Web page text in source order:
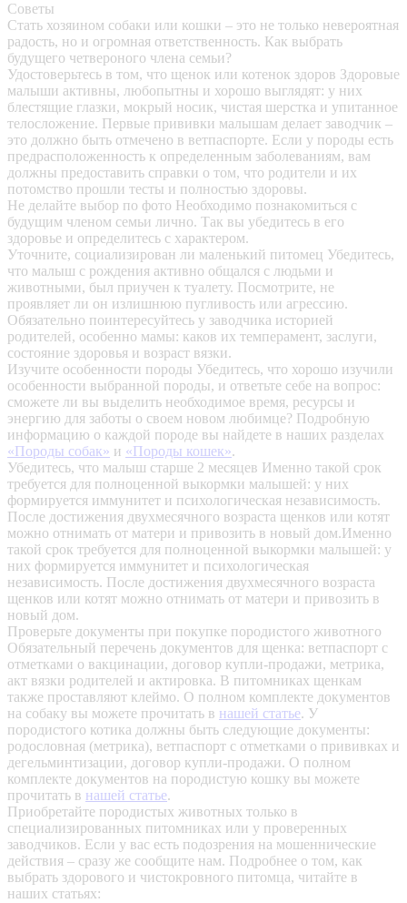
Советы
Стать хозяином собаки или кошки – это не только невероятная
радость, но и огромная ответственность. Как выбрать
будущего четвероного члена семьи?
Удостоверьтесь в том, что щенок или котенок здоров Здоровые
малыши активны, любопытны и хорошо выглядят: у них
блестящие глазки, мокрый носик, чистая шерстка и упитанное
телосложение. Первые прививки малышам делает заводчик –
это должно быть отмечено в ветпаспорте. Если у породы есть
предрасположенность к определенным заболеваниям, вам
должны предоставить справки о том, что родители и их
потомство прошли тесты и полностью здоровы.
Не делайте выбор по фото Необходимо познакомиться с
будущим членом семьи лично. Так вы убедитесь в его
здоровье и определитесь с характером.
Уточните, социализирован ли маленький питомец Убедитесь,
что малыш с рождения активно общался с людьми и
животными, был приучен к туалету. Посмотрите, не
проявляет ли он излишнюю пугливость или агрессию.
Обязательно поинтересуйтесь у заводчика историей
родителей, особенно мамы: каков их темперамент, заслуги,
состояние здоровья и возраст вязки.
Изучите особенности породы Убедитесь, что хорошо изучили
особенности выбранной породы, и ответьте себе на вопрос:
сможете ли вы выделить необходимое время, ресурсы и
энергию для заботы о своем новом любимце? Подробную
информацию о каждой породе вы найдете в наших разделах
«Породы собак» и «Породы кошек».
Убедитесь, что малыш старше 2 месяцев Именно такой срок
требуется для полноценной выкормки малышей: у них
формируется иммунитет и психологическая независимость.
После достижения двухмесячного возраста щенков или котят
можно отнимать от матери и привозить в новый дом.Именно
такой срок требуется для полноценной выкормки малышей: у
них формируется иммунитет и психологическая
независимость. После достижения двухмесячного возраста
щенков или котят можно отнимать от матери и привозить в
новый дом.
Проверьте документы при покупке породистого животного
Обязательный перечень документов для щенка: ветпаспорт с
отметками о вакцинации, договор купли-продажи, метрика,
акт вязки родителей и актировка. В питомниках щенкам
также проставляют клеймо. О полном комплекте документов
на собаку вы можете прочитать в нашей статье. У
породистого котика должны быть следующие документы:
родословная (метрика), ветпаспорт с отметками о прививках и
дегельминтизации, договор купли-продажи. О полном
комплекте документов на породистую кошку вы можете
прочитать в нашей статье.
Приобретайте породистых животных только в
специализированных питомниках или у проверенных
заводчиков. Если у вас есть подозрения на мошеннические
действия – сразу же сообщите нам. Подробнее о том, как
выбрать здорового и чистокровного питомца, читайте в
наших статьях: